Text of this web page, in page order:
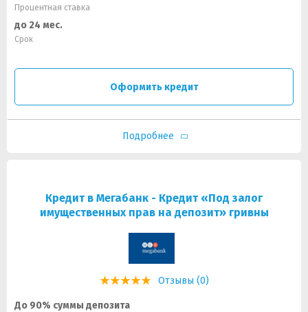
Процентная ставка
до 24 мес.
Срок
Оформить кредит
Подробнее
Кредит в Мегабанк - Кредит «Под залог
имущественных прав на депозит» гривны
Отзывы (0)
До 90% суммы депозита